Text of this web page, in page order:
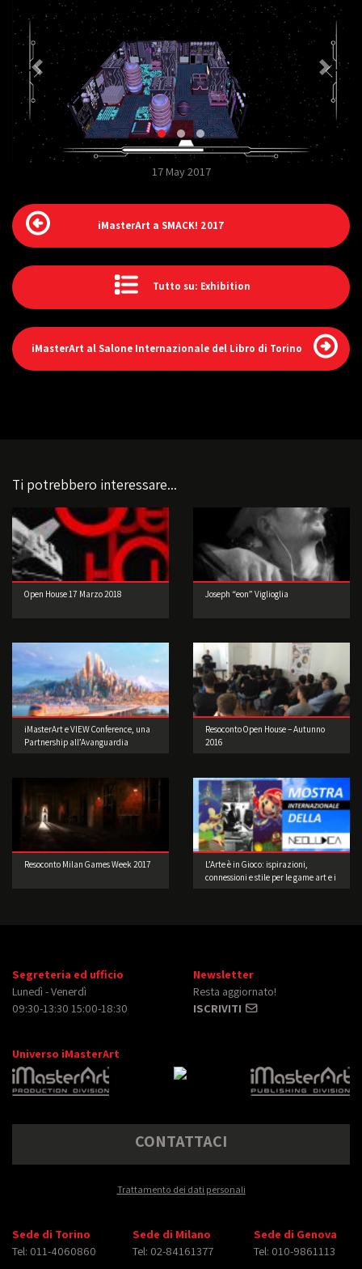
17 May 2017
iMasterArt a SMACK! 2017
Tutto su: Exhibition
iMasterArt al Salone Internazionale del Libro di Torino
Ti potrebbero interessare...
Open House 17 Marzo 2018 Joseph “eon” Viglioglia
iMasterArt e VIEW Conference, una
Partnership all’Avanguardia
Resoconto Open House – Autunno
2016
Resoconto Milan Games Week 2017
L’Arte è in Gioco: ispirazioni,
connessioni e stile per le game art e i
Segreteria ed ufficio
Lunedì - Venerdì
09:30-13:30 15:00-18:30
Newsletter
Resta aggiornato!
ISCRIVITI
Universo iMasterArt
CONTATTACI
Trattamento dei dati personali
Sede di Torino
Tel: 011-4060860
Sede di Milano
Tel: 02-84161377
Sede di Genova
Tel: 010-9861113